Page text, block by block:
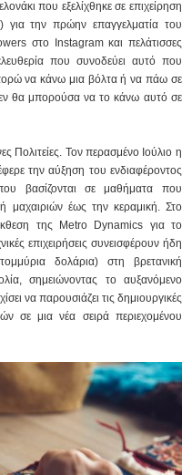
που εξελίχθηκε σε επιχείρηση
την πρώην επαγγελματία του
στο Instagram και πελάτισσες
που συνοδεύει αυτό που
να κάνω μια βόλτα ή να πάω σε
θα μπορούσα να το κάνω αυτό σε
Πολιτείες. Τον περασμένο Ιούλιο η
την αύξηση του ενδιαφέροντος
βασίζονται σε μαθήματα που
μαχαιριών έως την κεραμική. Στο
της Metro Dynamics για το
επιχειρήσεις συνεισφέρουν ήδη
δολάρια) στη βρετανική
σημειώνοντας το αυξανόμενο
να παρουσιάζει τις δημιουργικές
σε μια νέα σειρά περιεχομένου